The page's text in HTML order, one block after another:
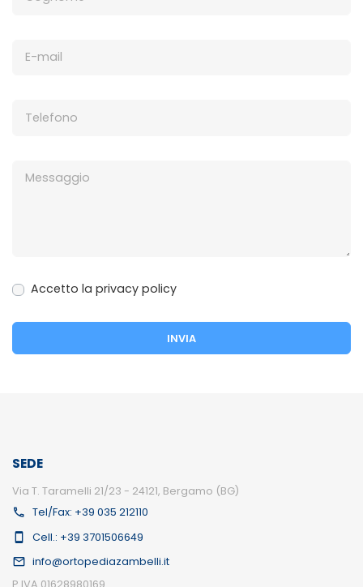
Accetto la privacy policy
SEDE
Via T. Taramelli 21/23 - 24121, Bergamo (BG)
Tel/Fax: +39 035 212110
Cell.: +39 3701506649
info@ortopediazambelli.it
P.IVA 01628980169